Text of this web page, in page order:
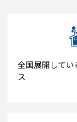
全国展開して
ス